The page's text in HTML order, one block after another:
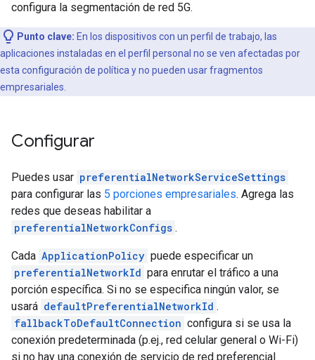
configura la segmentación de red 5G.
Punto clave: En los dispositivos con un perfil de trabajo, las
aplicaciones instaladas en el perfil personal no se ven afectadas por
esta configuración de política y no pueden usar fragmentos
empresariales.
Configurar
Puedes usar preferentialNetworkServiceSettings
para configurar las 5 porciones empresariales. Agrega las
redes que deseas habilitar a
preferentialNetworkConfigs .
Cada ApplicationPolicy puede especificar un
preferentialNetworkId para enrutar el tráfico a una
porción específica. Si no se especifica ningún valor, se
usará defaultPreferentialNetworkId .
fallbackToDefaultConnection configura si se usa la
conexión predeterminada (p.ej., red celular general o Wi-Fi)
si no hay una conexión de servicio de red preferencial